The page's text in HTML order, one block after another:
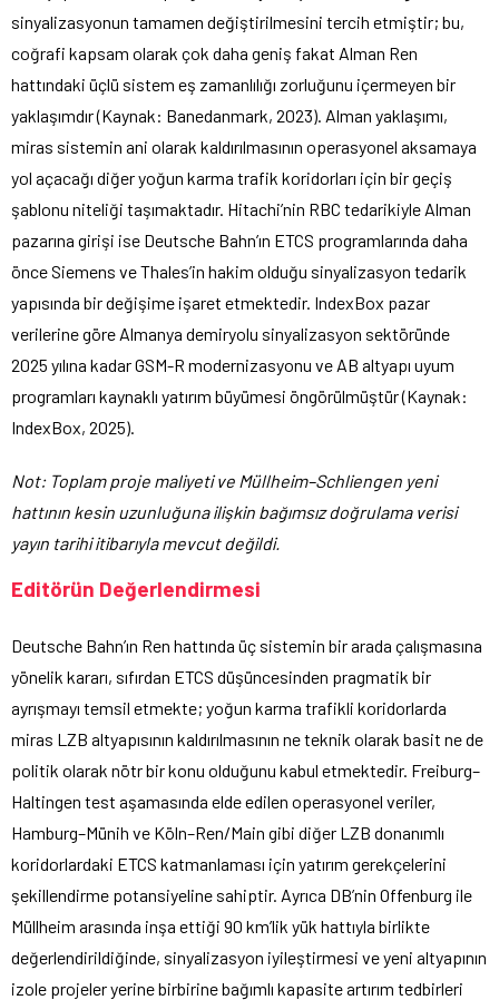
sinyalizasyonun tamamen değiştirilmesini tercih etmiştir; bu,
coğrafi kapsam olarak çok daha geniş fakat Alman Ren
hattındaki üçlü sistem eş zamanlılığı zorluğunu içermeyen bir
yaklaşımdır (Kaynak: Banedanmark, 2023). Alman yaklaşımı,
miras sistemin ani olarak kaldırılmasının operasyonel aksamaya
yol açacağı diğer yoğun karma trafik koridorları için bir geçiş
şablonu niteliği taşımaktadır. Hitachi’nin RBC tedarikiyle Alman
pazarına girişi ise Deutsche Bahn’ın ETCS programlarında daha
önce Siemens ve Thales’in hakim olduğu sinyalizasyon tedarik
yapısında bir değişime işaret etmektedir. IndexBox pazar
verilerine göre Almanya demiryolu sinyalizasyon sektöründe
2025 yılına kadar GSM-R modernizasyonu ve AB altyapı uyum
programları kaynaklı yatırım büyümesi öngörülmüştür (Kaynak:
IndexBox, 2025).
Not: Toplam proje maliyeti ve Müllheim–Schliengen yeni
hattının kesin uzunluğuna ilişkin bağımsız doğrulama verisi
yayın tarihi itibarıyla mevcut değildi.
Editörün Değerlendirmesi
Deutsche Bahn’ın Ren hattında üç sistemin bir arada çalışmasına
yönelik kararı, sıfırdan ETCS düşüncesinden pragmatik bir
ayrışmayı temsil etmekte; yoğun karma trafikli koridorlarda
miras LZB altyapısının kaldırılmasının ne teknik olarak basit ne de
politik olarak nötr bir konu olduğunu kabul etmektedir. Freiburg–
Haltingen test aşamasında elde edilen operasyonel veriler,
Hamburg–Münih ve Köln–Ren/Main gibi diğer LZB donanımlı
koridorlardaki ETCS katmanlaması için yatırım gerekçelerini
şekillendirme potansiyeline sahiptir. Ayrıca DB’nin Offenburg ile
Müllheim arasında inşa ettiği 90 km’lik yük hattıyla birlikte
değerlendirildiğinde, sinyalizasyon iyileştirmesi ve yeni altyapının
izole projeler yerine birbirine bağımlı kapasite artırım tedbirleri